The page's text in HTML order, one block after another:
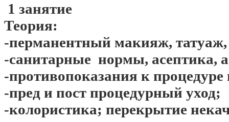
1 занятие
Теория:
-перманентный макияж, татуаж,
-санитарные нормы, асептика,
-противопоказания к
-пред и пост процедурный уход;
-колористика; перекрытие